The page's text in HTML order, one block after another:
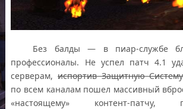
Без балды — в пиар-службе
профессионалы. Не успел патч 4.1
серверам,испортив Защитную
по всем каналам пошел массивный
«настоящему» контент-